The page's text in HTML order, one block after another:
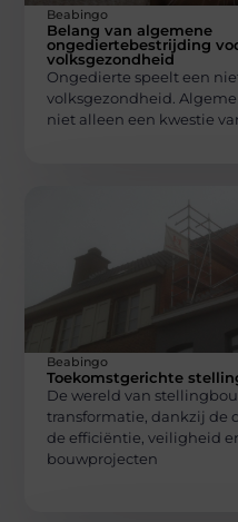
Beabingo
Belang van algemene
ongediertebestrijding
volksgezondheid
Ongedierte speelt een
volksgezondheid.
niet alleen een kwestie
Beabingo
Toekomstgerichte
De wereld van
transformatie, dankzij de
de efficiëntie, veiligheid
bouwprojecten